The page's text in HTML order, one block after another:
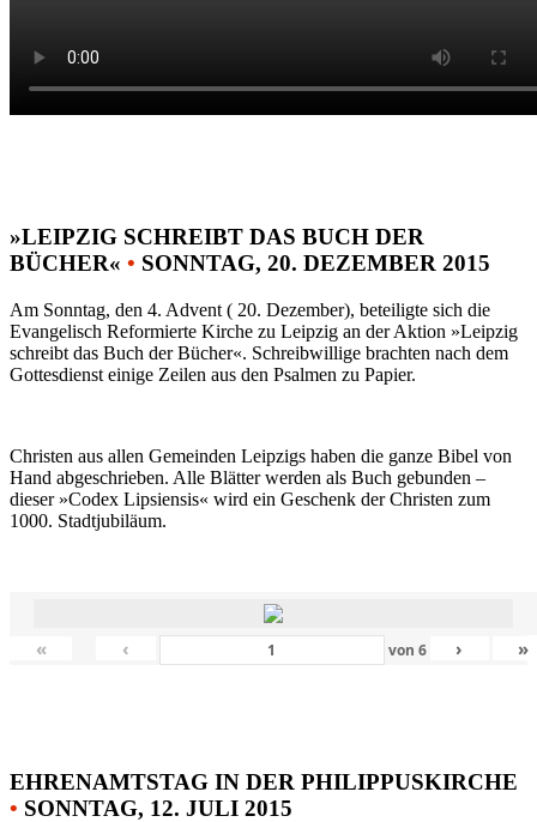
»LEIPZIG SCHREIBT DAS BUCH DER
BÜCHER« • SONNTAG, 20. DEZEMBER 2015
Am Sonntag, den 4. Advent ( 20. Dezember), beteiligte sich die
Evangelisch Reformierte Kirche zu Leipzig an der Aktion »Leipzig
schreibt das Buch der Bücher«. Schreibwillige brachten nach dem
Gottesdienst einige Zeilen aus den Psalmen zu Papier.
Christen aus allen Gemeinden Leipzigs haben die ganze Bibel von
Hand abgeschrieben. Alle Blätter werden als Buch gebunden –
dieser »Codex Lipsiensis« wird ein Geschenk der Christen zum
1000. Stadtjubiläum.
« ‹ von 6 › »
EHRENAMTSTAG IN DER PHILIPPUSKIRCHE
• SONNTAG, 12. JULI 2015